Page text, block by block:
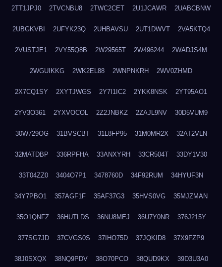
2TT1JPJ0 2TVCNBU8 2TWC2CET 2U1JCAWR 2UABCBNW
2UBGKVBI 2UFYK23Q 2UHBAVSU 2UT1DWVT 2VA5KTQ4
2VUSTJE1 2VY55Q8B 2W29565T 2W496244 2WADJS4M
2WGUIKKG 2WK2EL88 2WNPNKRH 2WV0ZHMD
2X7CQ1SY 2XYTJWGS 2Y7I1IC2 2YKK8NSK 2YT95AO1
2YV3O361 2YXVOCOL 2Z2JNBKZ 2ZAJL9NV 30D5VUM9
30W729OG 31BVSCBT 31L8FP95 31M0MR2X 32AT2VLN
32MATDBP 336RPFHA 33ANXYRH 33CR504T 33DY1V30
33T04ZZ0 3404O7P1 3478760D 34F92RUM 34HYUF3N
34Y7PBO1 357AGF1F 35AF37G3 35HVS0VG 35MJZMAN
35O1QNFZ 36HUTLDS 36NU8MEJ 36U7Y0NR 376J215Y
377SG7JD 37CVGS0S 37IHO75D 37JQKID8 37X9FZP9
38J0SXQX 38NQ9PDV 38O70PCO 38QUD9KX 39D3U3A0